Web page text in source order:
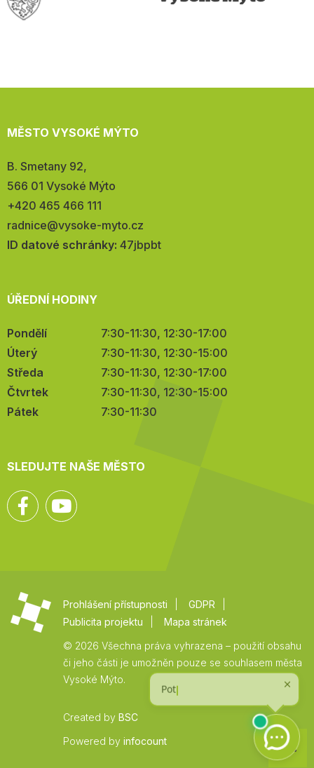
MĚSTO VYSOKÉ MÝTO
Adresa:
B. Smetany 92,
566 01 Vysoké Mýto
Telefon:
+420 465 466 111
E-
mail:
radnice@vysoke-myto.cz
ID datové schránky: 47jbpbt
ÚŘEDNÍ HODINY
Pondělí
7:30-11:30, 12:30-17:00
Úterý
7:30-11:30, 12:30-15:00
Středa
7:30-11:30, 12:30-17:00
Čtvrtek
7:30-11:30, 12:30-15:00
Pátek
7:30-11:30
SLEDUJTE NAŠE MĚSTO
Facebook
Prohlášení přístupnosti
GDPR
Publicita projektu
Mapa stránek
© 2026 Všechna práva vyhrazena – použití obsahu
či jeho části je umožněn pouze se souhlasem města
Vysoké Mýto.
Created by BSC
Powered by infocount
Zpět
na